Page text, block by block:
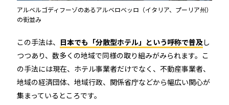
アルベルゴディフーゾのあるアルベロベッロ（イタリア、プーリア州）
の街並み
この手法は、 日本でも「分散型ホテル」という呼称で普及し
つつあり、数多くの地域で同様の取り組みがみられます。こ
の手法には現在、ホテル事業者だけでなく、不動産事業者、
地域の経済団体、地域行政、関係省庁などから幅広い関心が
集まっているところです。